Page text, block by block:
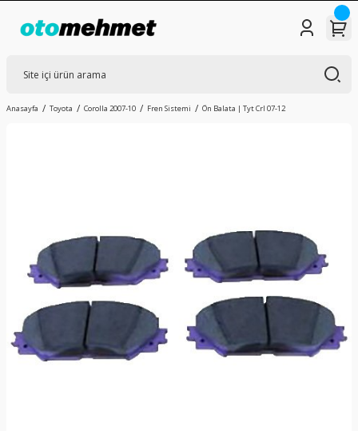
Anasayfa Toyota Corolla 2007-10 Fren Sistemi Ön Balata | Tyt Crl 07-12